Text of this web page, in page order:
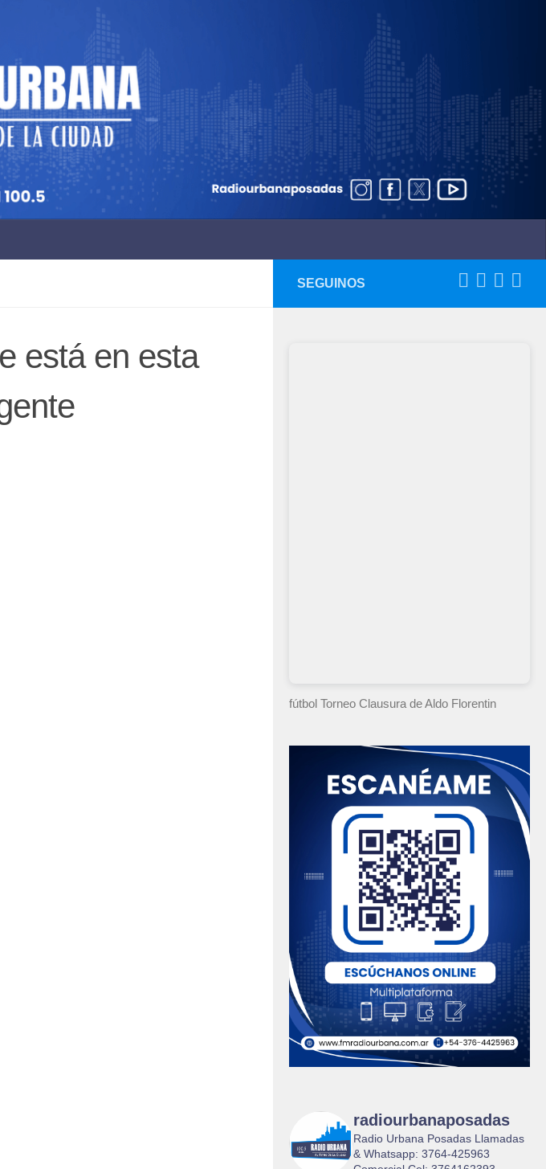
está en esta
SEGUINOS
fútbol Torneo Clausurade Aldo Florentin
radiourbanaposadas
Radio Urbana Posadas Llamadas
& Whatsapp: 3764-425963